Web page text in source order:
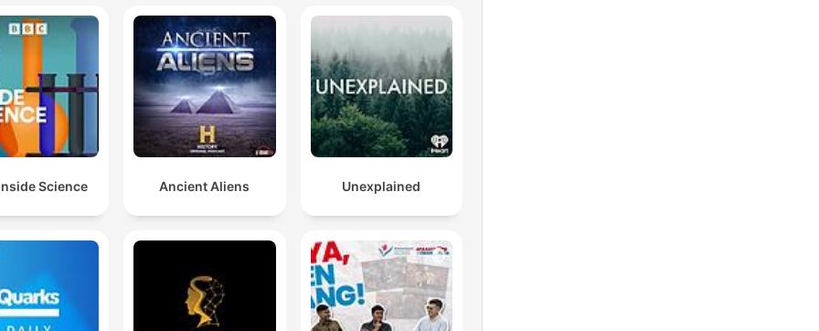
ewolucji biologicznej.
Najstarsze dinozaury nie zostały rozpoznane w
zasadzie na podstawie materiału kostnego, a na
podstawie tropów
00:04:44 · Ekspert wyjaśnia, w jaki sposób nauka identyfikuje
dodawania tych palców i prawdopodobnie wiąże się to
z bardzo skomplikowanymi mechanizmami wzrostu
samej kończyny.
00:18:22 · Wyjaśnienie, dlaczego ewolucja częściej prowadzi do
Science Ancient Aliens Unexplained